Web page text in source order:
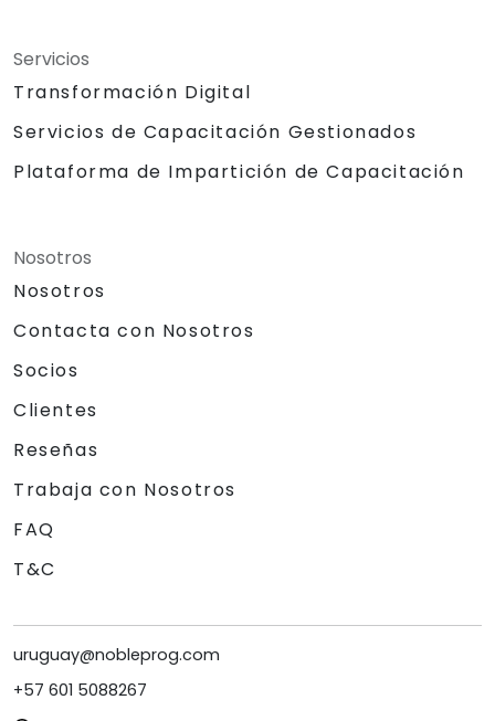
Servicios
Transformación Digital
Servicios de Capacitación Gestionados
Plataforma de Impartición de Capacitación
Nosotros
Nosotros
Contacta con Nosotros
Socios
Clientes
Reseñas
Trabaja con Nosotros
FAQ
T&C
uruguay@nobleprog.com
+57 601 5088267